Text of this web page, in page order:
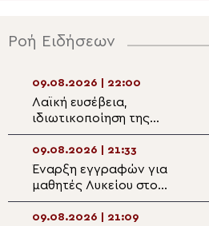
Ροή Ειδήσεων
09.08.2026 | 22:00
Λαϊκή ευσέβεια,
ιδιωτικοποίηση της
θρησκείας και ποιμαντική
μεταμόρφωση της ατομικής
θρησκευτικότητας
09.08.2026 | 21:33
Έναρξη εγγραφών για
μαθητές Λυκείου στο
Κοινωνικό Φροντιστήριο της
Μητρόπολης Μαρωνείας και
09.08.2026 | 21:09